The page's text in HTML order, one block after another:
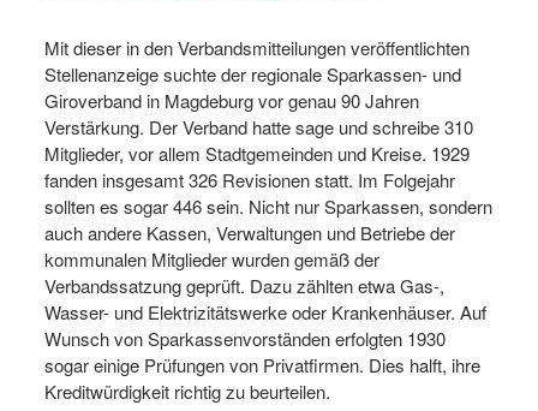
Mit dieser in den Verbandsmitteilungen veröffentlichten
Stellenanzeige suchte der regionale Sparkassen- und
Giroverband in Magdeburg vor genau 90 Jahren
Verstärkung. Der Verband hatte sage und schreibe 310
Mitglieder, vor allem Stadtgemeinden und Kreise. 1929
fanden insgesamt 326 Revisionen statt. Im Folgejahr
sollten es sogar 446 sein. Nicht nur Sparkassen, sondern
auch andere Kassen, Verwaltungen und Betriebe der
kommunalen Mitglieder wurden gemäß der
Verbandssatzung geprüft. Dazu zählten etwa Gas-,
Wasser- und Elektrizitätswerke oder Krankenhäuser. Auf
Wunsch von Sparkassenvorständen erfolgten 1930
sogar einige Prüfungen von Privatfirmen. Dies halft, ihre
Kreditwürdigkeit richtig zu beurteilen.